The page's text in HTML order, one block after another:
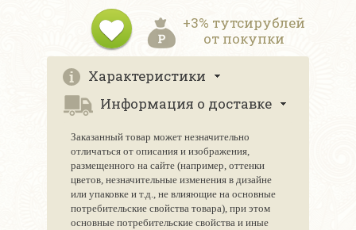
+3% тутсирублей
от покупки
Характеристики
Информация о доставке
Заказанный товар может незначительно
отличаться от описания и изображения,
размещенного на сайте (например, оттенки
цветов, незначительные изменения в дизайне
или упаковке и т.д., не влияющие на основные
потребительские свойства товара), при этом
основные потребительские свойства и иные